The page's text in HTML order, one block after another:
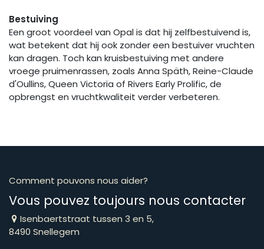
Bestuiving
Een groot voordeel van Opal is dat hij zelfbestuivend is,
wat betekent dat hij ook zonder een bestuiver vruchten
kan dragen. Toch kan kruisbestuiving met andere
vroege pruimenrassen, zoals Anna Späth, Reine-Claude
d'Oullins, Queen Victoria of Rivers Early Prolific, de
opbrengst en vruchtkwaliteit verder verbeteren.
Comment pouvons nous aider?
Vous pouvez toujours nous contacter
Isenbaertstraat tussen 3 en 5,
8490 Snellegem